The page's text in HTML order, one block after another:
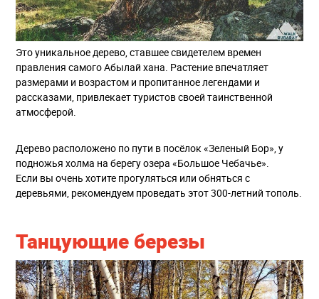
Это уникальное дерево, ставшее свидетелем времен
правления самого Абылай хана. Растение впечатляет
размерами и возрастом и пропитанное легендами и
рассказами, привлекает туристов своей таинственной
атмосферой.
Дерево расположено по пути в посёлок «Зеленый Бор», у
подножья холма на берегу озера «Большое Чебачье».
Если вы очень хотите прогуляться или обняться с
деревьями, рекомендуем проведать этот 300-летний тополь.
Танцующие березы